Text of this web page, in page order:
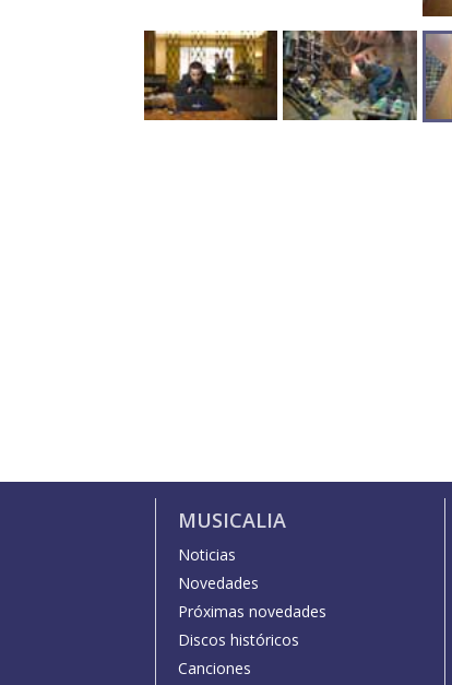
MUSICALIA
Noticias
Novedades
Próximas novedades
Discos históricos
Canciones